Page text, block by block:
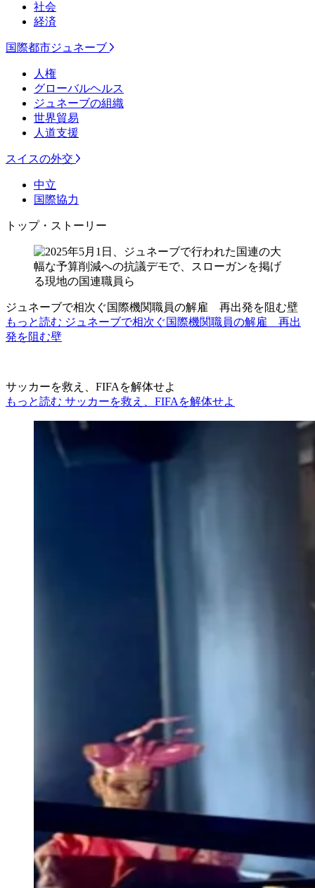
社会
経済
国際都市ジュネーブ
人権
グローバルヘルス
ジュネーブの組織
世界貿易
人道支援
スイスの外交
中立
国際協力
トップ・ストーリー
ジュネーブで相次ぐ国際機関職員の解雇 再出発を阻む壁
もっと読む ジュネーブで相次ぐ国際機関職員の解雇 再出
発を阻む壁
サッカーを救え、FIFAを解体せよ
もっと読む サッカーを救え、FIFAを解体せよ